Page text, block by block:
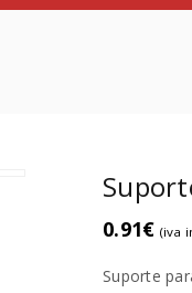
0.91€ (iva
Suporte